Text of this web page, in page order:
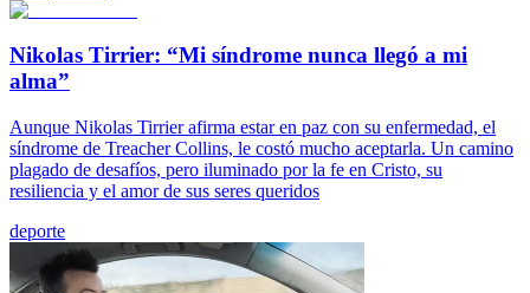
Nikolas Tirrier: “Mi síndrome nunca llegó a mi
alma”
Aunque Nikolas Tirrier afirma estar en paz con su enfermedad, el
síndrome de Treacher Collins, le costó mucho aceptarla. Un camino
plagado de desafíos, pero iluminado por la fe en Cristo, su
resiliencia y el amor de sus seres queridos
deporte